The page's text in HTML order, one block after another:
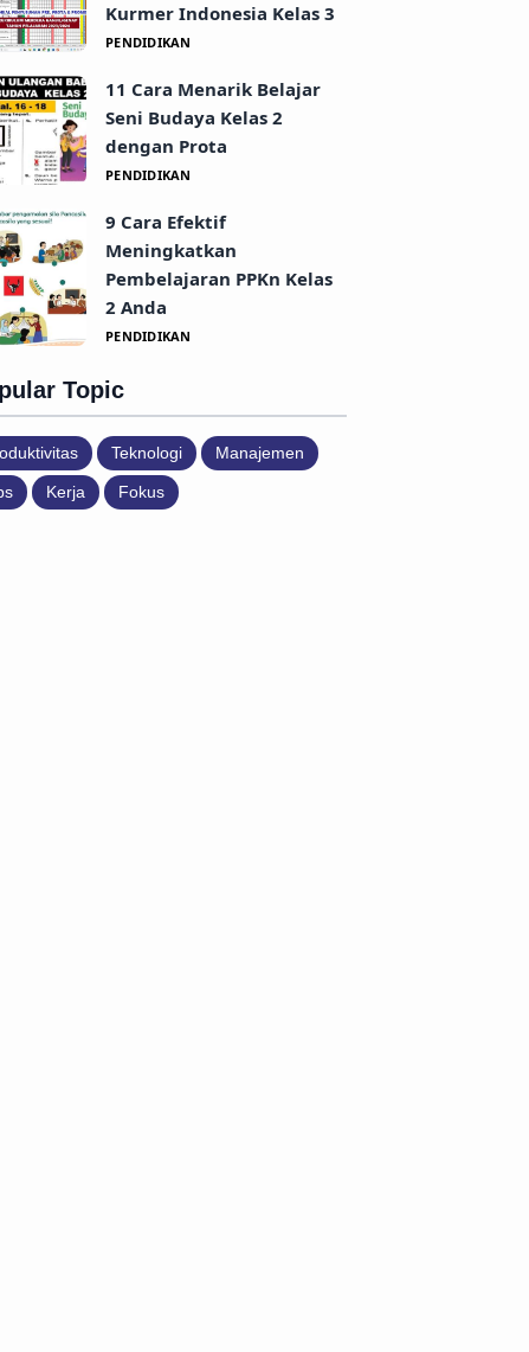
Kurmer Indonesia Kelas 3
PENDIDIKAN
11 Cara Menarik Belajar
Seni Budaya Kelas 2
dengan Prota
PENDIDIKAN
9 Cara Efektif
Meningkatkan
Pembelajaran PPKn Kelas
2 Anda
PENDIDIKAN
Topic
Teknologi Manajemen
Kerja Fokus